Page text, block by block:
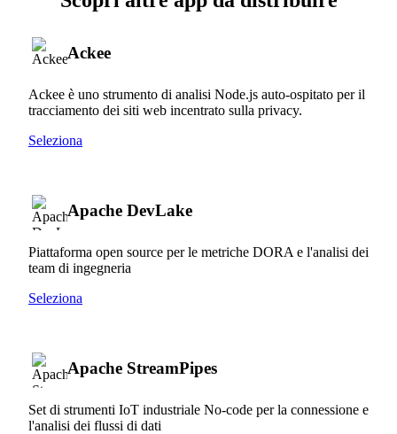
Ackee
Ackee è uno strumento di analisi Node.js auto-ospitato per il
tracciamento dei siti web incentrato sulla privacy.
Seleziona
Apache DevLake
Piattaforma open source per le metriche DORA e l'analisi dei
team di ingegneria
Seleziona
Apache StreamPipes
Set di strumenti IoT industriale No-code per la connessione e
l'analisi dei flussi di dati